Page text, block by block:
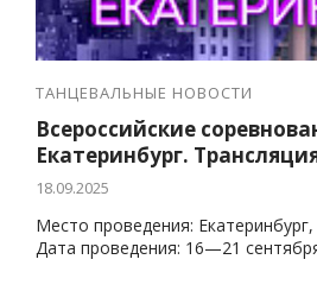
ТАНЦЕВАЛЬНЫЕ НОВОСТИ
Всероссийские
Екатеринбург.
18.09.2025
Место проведения:
Дата проведения: 16—21